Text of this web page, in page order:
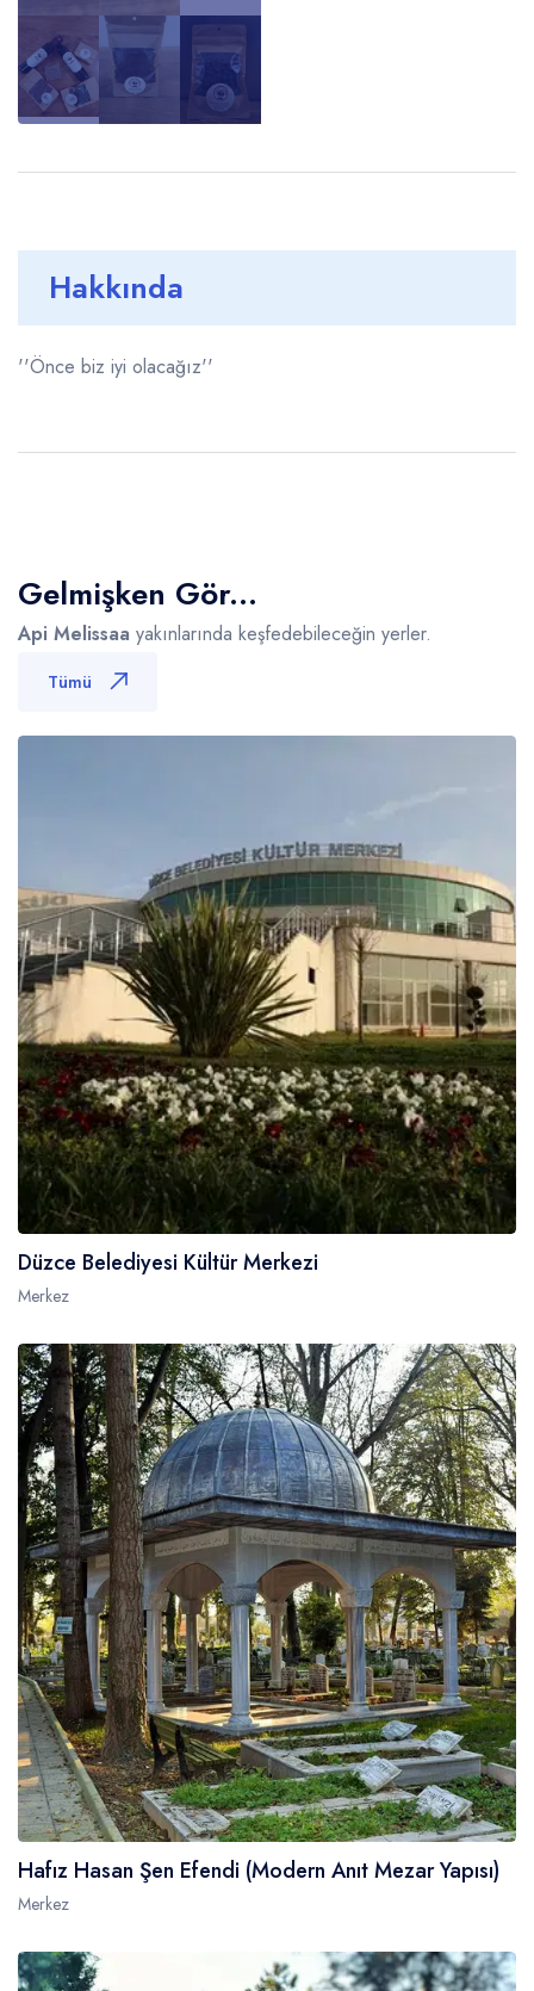
Hakkında
''Önce biz iyi olacağız''
Gelmişken Gör...
Api Melissaa yakınlarında keşfedebileceğin yerler.
Tümü
Düzce Belediyesi Kültür Merkezi
Merkez
Hafız Hasan Şen Efendi (Modern Anıt Mezar Yapısı)
Merkez